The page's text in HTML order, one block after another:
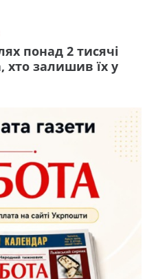
понад 2 тисячі
хто залишив їх у